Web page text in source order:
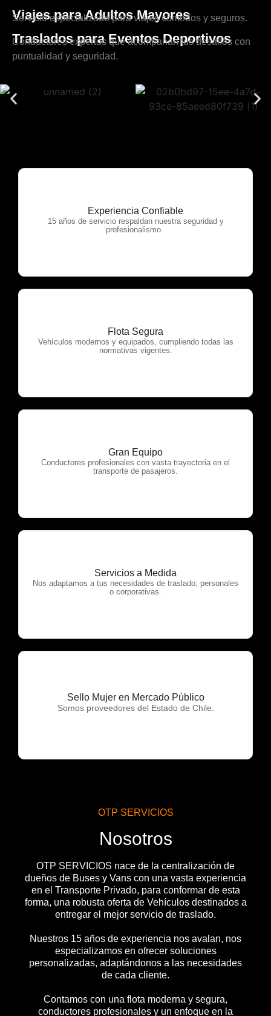
Viajes para Adultos Mayores
Servicio especializado para viajes cómodos y seguros.
Traslados para Eventos Deportivos
Conductores expertos que acompañan tus desafíos con
puntualidad y seguridad.
Experiencia Confiable
15 años de servicio respaldan nuestra seguridad y
profesionalismo.
OTP Servicios
Flota Segura
Vehículos modernos y equipados, cumpliendo todas las
normativas vigentes.
OTP Servicios
Gran Equipo
Conductores profesionales con vasta trayectoria en el
transporte de pasajeros.
OTP Servicios
Servicios a Medida
Nos adaptamos a tus necesidades de traslado; personales
o corporativas.
OTP Servicios
Sello Mujer en Mercado Público
Somos proveedores del Estado de Chile.
OTP Servicios
OTP SERVICIOS
Nosotros
OTP SERVICIOS nace de la centralización de
dueños de Buses y Vans con una vasta experiencia
en el Transporte Privado, para conformar de esta
forma, una robusta oferta de Vehículos destinados a
entregar el mejor servicio de traslado.
Nuestros 15 años de experiencia nos avalan, nos
especializamos en ofrecer soluciones
personalizadas, adaptándonos a las necesidades
de cada cliente.
Contamos con una flota moderna y segura,
conductores profesionales y un enfoque en la